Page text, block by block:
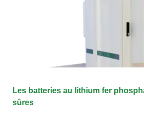
Les batteries au lithium fer
sûres